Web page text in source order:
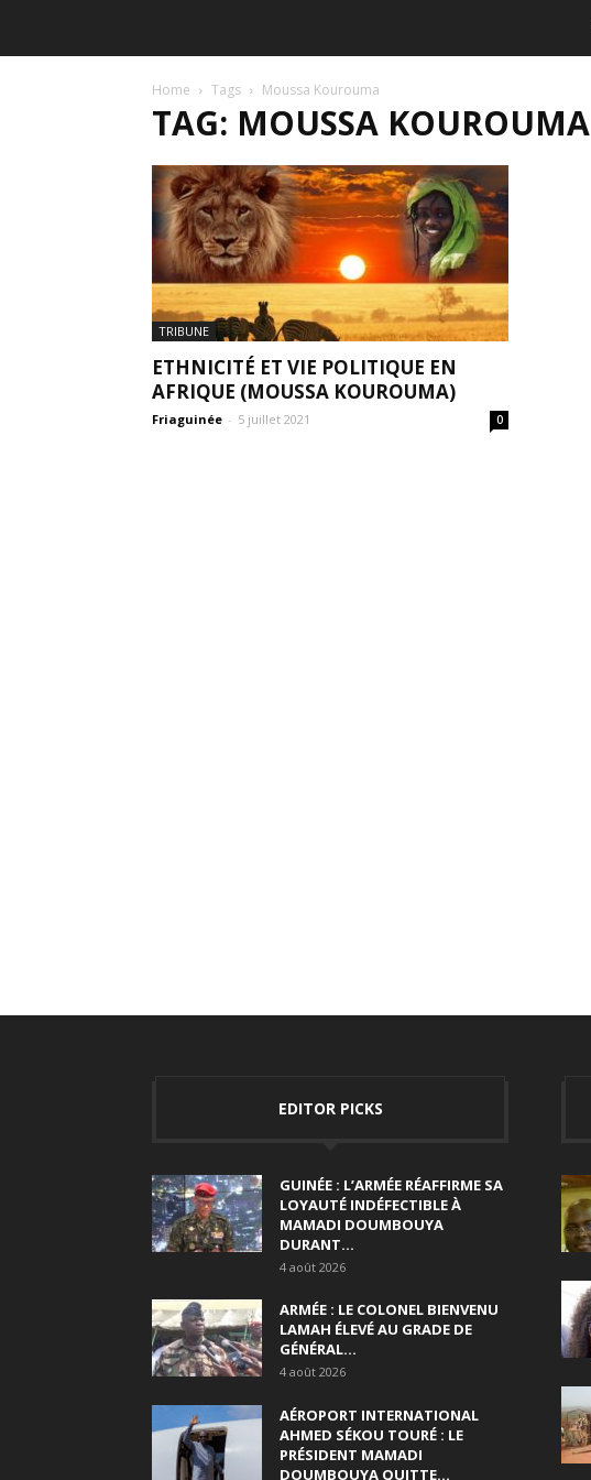
Home Tags Moussa Kourouma
TAG: MOUSSA KOUROUMA
TRIBUNE
ETHNICITÉ ET VIE POLITIQUE EN
AFRIQUE (MOUSSA KOUROUMA)
Friaguinée - 5 juillet 2021 0
EDITOR PICKS
GUINÉE : L’ARMÉE RÉAFFIRME SA
LOYAUTÉ INDÉFECTIBLE À
MAMADI DOUMBOUYA
DURANT...
4 août 2026
ARMÉE : LE COLONEL BIENVENU
LAMAH ÉLEVÉ AU GRADE DE
GÉNÉRAL...
4 août 2026
AÉROPORT INTERNATIONAL
AHMED SÉKOU TOURÉ : LE
PRÉSIDENT MAMADI
DOUMBOUYA QUITTE...